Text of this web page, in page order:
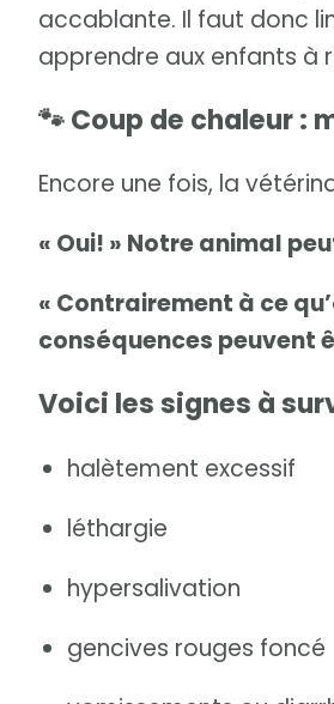
accablante. Il faut donc
apprendre aux enfants à
🐾 Coup de chaleur :
Encore une fois, la
« Oui! » Notre animal
« Contrairement à ce
conséquences peuvent
Voici les signes à
halètement excessif
léthargie
hypersalivation
gencives rouges foncé